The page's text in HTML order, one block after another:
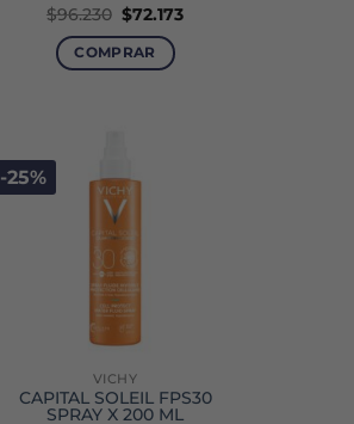
$96.230 El
precio
original
era:
$72.173El
COMPRAR
-25%
VICHY
CAPITAL SOLEIL FPS30
SPRAY X 200 ML